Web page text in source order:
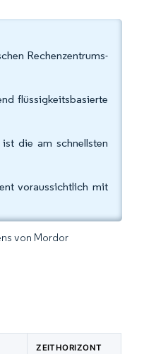
Rechenzentrums-
flüssigkeitsbasierte
die am schnellsten
voraussichtlich mit
von Mordor
ZEITHORIZONT